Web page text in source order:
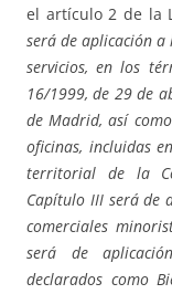
el artículo 2 de la
será de aplicación a
servicios, en los
16/1999, de 29 de
de Madrid, así
oficinas, incluidas
territorial de la
Capítulo III será de
comerciales
será de
declarados como